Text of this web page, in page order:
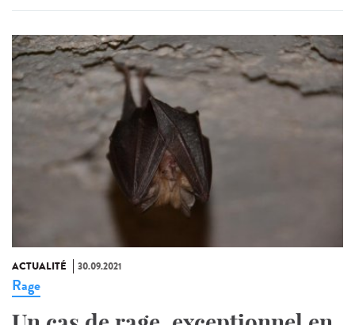
ACTUALITÉ 30.09.2021
Rage